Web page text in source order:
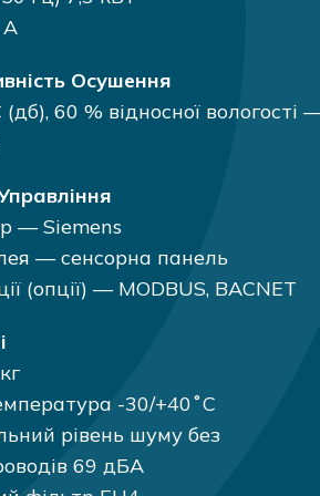
А
Осушення
60 % відносної вологості
— Siemens
— сенсорна панель
(опції) — MODBUS, BACNET
-30/+40˚С
рівень шуму без
69 дБА